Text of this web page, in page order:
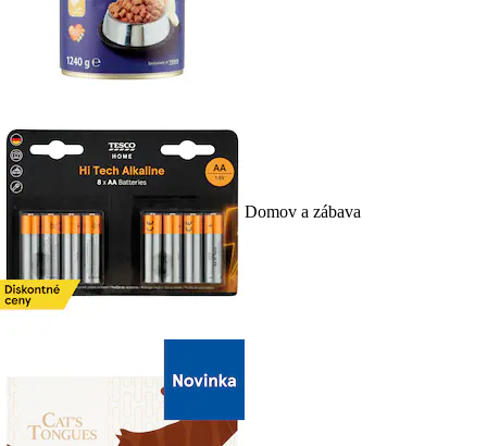
Domov a zábava